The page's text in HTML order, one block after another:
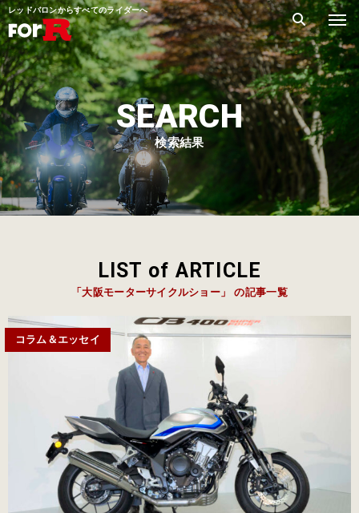
レッドバロンからすべてのライダーへ
SEARCH
検索結果
LIST of ARTICLE
「大阪モーターサイクルショー」 の記事一覧
コラム＆エッセイ